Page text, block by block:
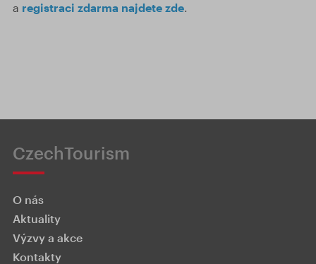
a registraci zdarma najdete zde.
CzechTourism
O nás
Aktuality
Výzvy a akce
Kontakty